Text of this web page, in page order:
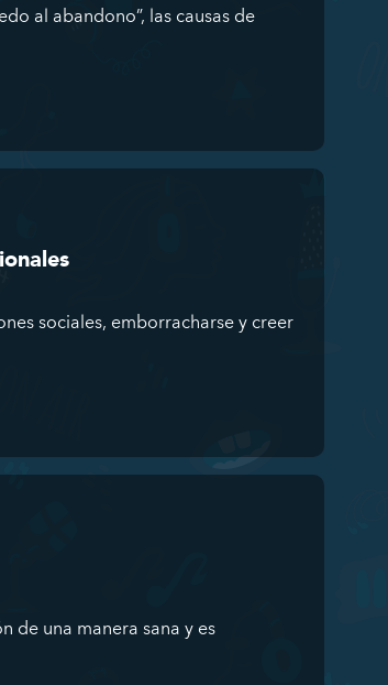
al abandono”, las causas de
sociales, emborracharse y creer
de una manera sana y es